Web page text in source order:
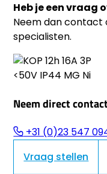
Heb je een vraag
Neem dan contact
specialisten.
Neem direct
+31 (0)23 547
Vraag stellen